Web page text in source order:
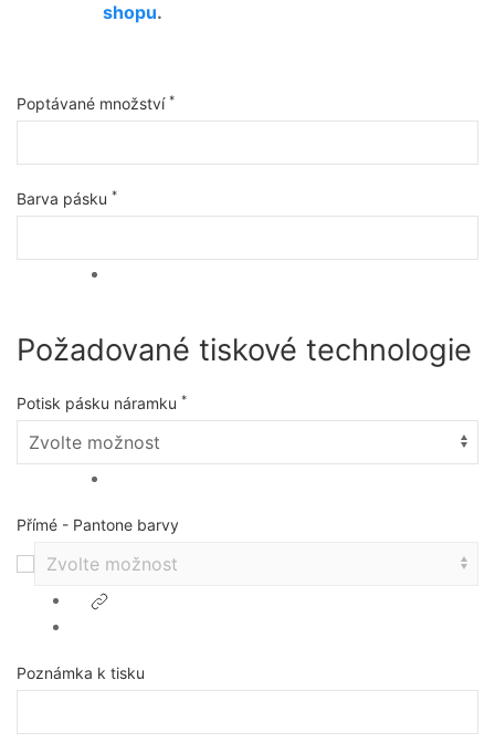
shopu.
Poptávané množství *
Barva pásku *
Požadované tiskové technologie
Potisk pásku náramku *
Přímé - Pantone barvy
Poznámka k tisku